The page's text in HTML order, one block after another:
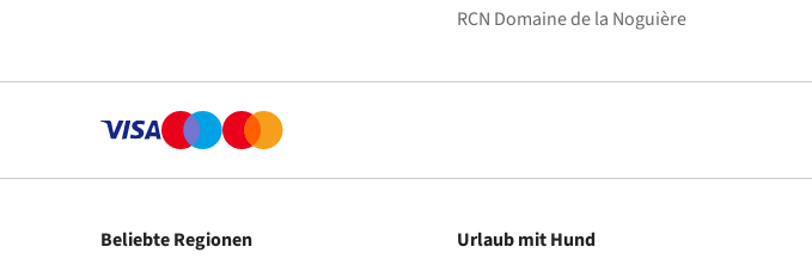
RCN Domaine de la Noguière
Beliebte Regionen Urlaub mit Hund